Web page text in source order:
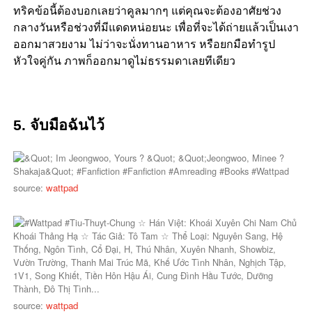
ทริคข้อนี้ต้องบอกเลยว่าคูลมากๆ แต่คุณจะต้องอาศัยช่วง
กลางวันหรือช่วงที่มีแดดหน่อยนะ เพื่อที่จะได้ถ่ายแล้วเป็นเงา
ออกมาสวยงาม ไม่ว่าจะนั่งทานอาหาร หรือยกมือทำรูป
หัวใจคู่กัน ภาพก็ออกมาดูไม่ธรรมดาเลยทีเดียว
5. จับมือฉันไว้
source: wattpad
source: wattpad